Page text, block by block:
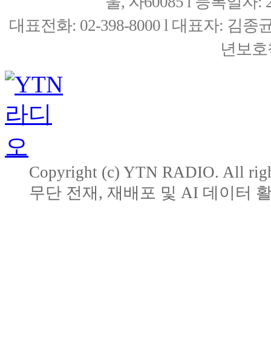
대표전화: 02-398-8000 l 대표자: 김종
년보
Copyright (c) YTN RADIO. All
무단 전재, 재배포 및 AI 데이터